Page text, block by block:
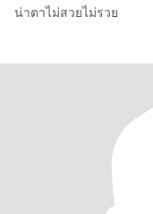
น่าตาไม่สวยไม่รวย